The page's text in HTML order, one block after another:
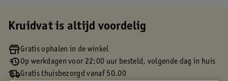
Kruidvat is altijd voordelig
Gratis ophalen in de winkel
Op werkdagen voor 22:00 uur besteld, volgende dag in huis
Gratis thuisbezorgd vanaf 50.00